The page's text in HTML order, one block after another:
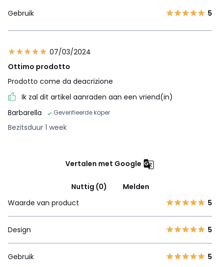
Gebruik 5
07/03/2024
Ottimo prodotto
Prodotto come da deacrizione
Ik zal dit artikel aanraden aan een vriend(in)
Barbarella
Geverifieerde koper
Bezitsduur 1 week
Vertalen met Google
Nuttig (0)
Melden
Waarde van product
5
Design 5
Gebruik 5